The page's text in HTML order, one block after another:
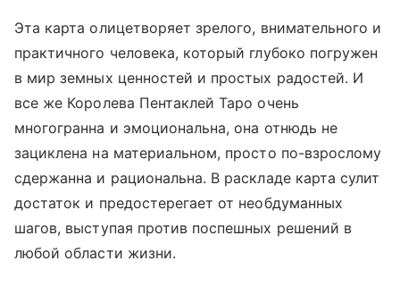
Эта карта олицетворяет зрелого, внимательного и
практичного человека, который глубоко погружен
в мир земных ценностей и простых радостей. И
все же Королева Пентаклей Таро очень
многогранна и эмоциональна, она отнюдь не
зациклена на материальном, просто по-взрослому
сдержанна и рациональна. В раскладе карта сулит
достаток и предостерегает от необдуманных
шагов, выступая против поспешных решений в
любой области жизни.